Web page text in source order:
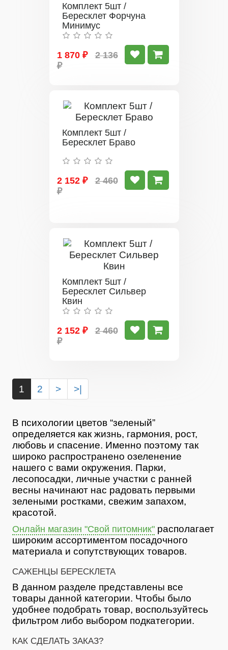
Комплект 5шт /
Бересклет Форчуна
Минимус
1 870 ₽
2 136
₽
Комплект 5шт /
Бересклет Браво
2 152 ₽
2 460
₽
Комплект 5шт /
Бересклет Сильвер
Квин
2 152 ₽
2 460
₽
1 2 > >|
В психологии цветов “зеленый”
определяется как жизнь, гармония, рост,
любовь и спасение. Именно поэтому так
широко распространено озеленение
нашего с вами окружения. Парки,
лесопосадки, личные участки с ранней
весны начинают нас радовать первыми
зелеными ростками, свежим запахом,
красотой.
Онлайн магазин "Свой питомник" располагает
широким ассортиментом посадочного
материала и сопутствующих товаров.
САЖЕНЦЫ БЕРЕСКЛЕТА
В данном разделе представлены все
товары данной категории. Чтобы было
удобнее подобрать товар, воспользуйтесь
фильтром либо выбором подкатегории.
КАК СДЕЛАТЬ ЗАКАЗ?